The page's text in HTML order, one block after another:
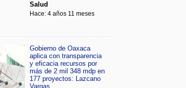
Salud
Hace: 4 años 11 meses
Gobierno de Oaxaca
aplica con transparencia
y eficacia recursos por
más de 2 mil 348 mdp en
177 proyectos: Lazcano
Vargas